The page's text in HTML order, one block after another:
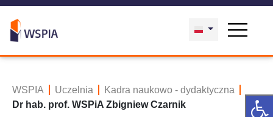
WSPIA Uczelnia
Kadra naukowo - dydaktyczna
Dr hab. prof. WSPiA Zbigniew Czarnik